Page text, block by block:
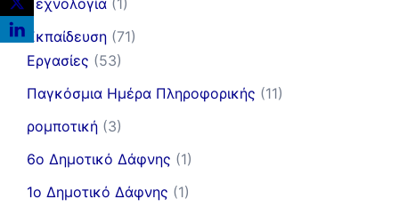
Τεχνολογία (1)
Εκπαίδευση (71)
Εργασίες (53)
Παγκόσμια Ημέρα Πληροφορικής (11)
ρομποτική (3)
6ο Δημοτικό Δάφνης (1)
1ο Δημοτικό Δάφνης (1)